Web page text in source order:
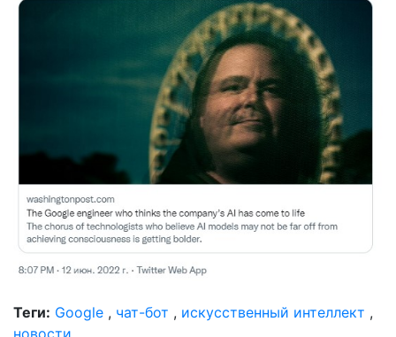
Теги: Google , чат-бот , искусственный интеллект ,